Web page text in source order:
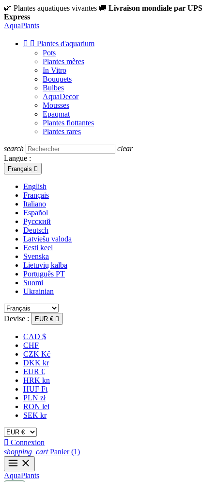
🌿 Plantes aquatiques vivantes 🚚 Livraison mondiale par UPS
Express
AquaPlants
  Plantes d'aquarium
Pots
Plantes mères
In Vitro
Bouquets
Bulbes
AquaDecor
Mousses
Epaqmat
Plantes flottantes
Plantes rares
search
clear
Langue :
Français 
English
Français
Italiano
Español
Русский
Deutsch
Latviešu valoda
Eesti keel
Svenska
Lietuvių kalba
Português PT
Suomi
Ukrainian
Devise : EUR € 
CAD $
CHF
CZK Kč
DKK kr
EUR €
HRK kn
HUF Ft
PLN zł
RON lei
SEK kr
 Connexion
shopping_cart Panier (1)
AquaPlants